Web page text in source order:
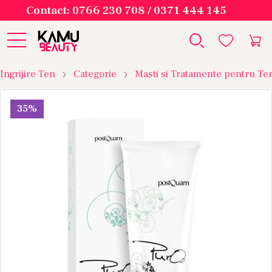
Contact: 0766 230 708 / 0371 444 145
Ingrijire Ten Categorie Masti si Tratamente pentru
35%